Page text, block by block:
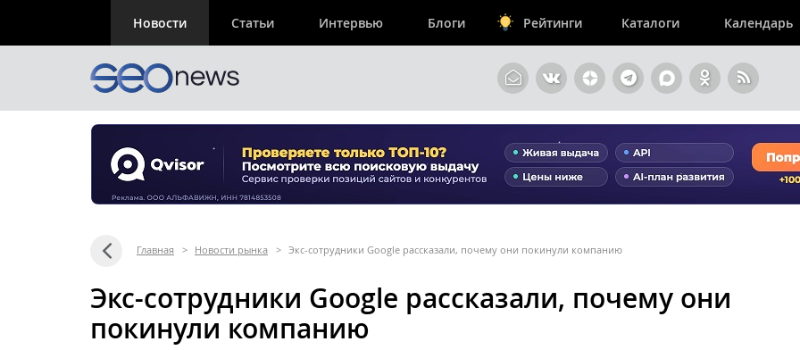
Новости Статьи Интервью Блоги Рейтинги Каталоги Календарь
Главная > Новости рынка > Экс-сотрудники Google рассказали, почему они покинули компанию
Экс-сотрудники Google рассказали, почему они
покинули компанию